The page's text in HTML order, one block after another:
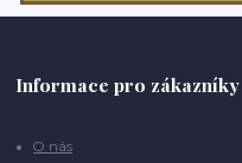
Informace pro zákazníky
O nás